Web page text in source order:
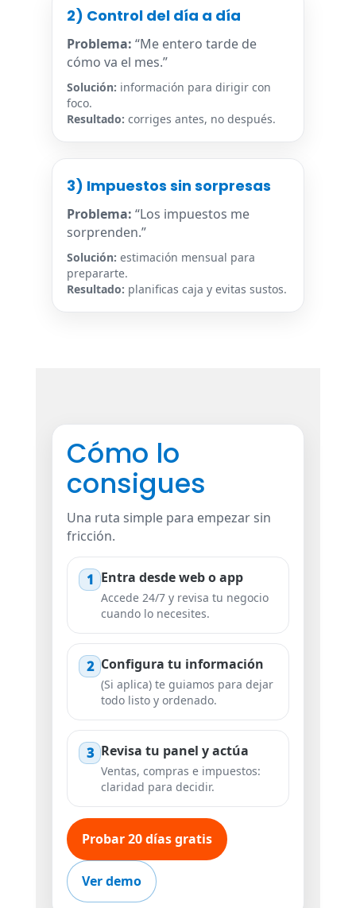
2) Control del día a día
Problema: “Me entero tarde de
cómo va el mes.”
Solución: información para dirigir con
foco.
Resultado: corriges antes, no después.
3) Impuestos sin sorpresas
Problema: “Los impuestos me
sorprenden.”
Solución: estimación mensual para
prepararte.
Resultado: planificas caja y evitas sustos.
Cómo lo
consigues
Una ruta simple para empezar sin
fricción.
1 Entra desde web o app
Accede 24/7 y revisa tu negocio
cuando lo necesites.
2 Configura tu información
(Si aplica) te guiamos para dejar
todo listo y ordenado.
3 Revisa tu panel y actúa
Ventas, compras e impuestos:
claridad para decidir.
Probar 20 días gratis
Ver demo